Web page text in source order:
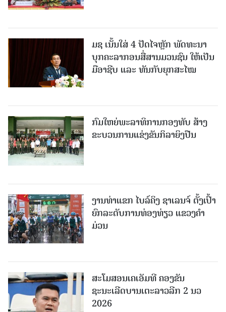
ມຊ ເນັ້ນໃສ່ 4 ປັດໄຈຫຼັກ ພັດທະນາ
ບຸກຄະລາກອນສື່ສານມວນຊົນ ໃຫ້ເປັນ
ມືອາຊີບ ແລະ ທັນກັບຍຸກສະໄໝ
ກົມໃຫຍ່ພະລາທິການກອງທັບ ສ້າງ
ຂະບວນການແຂ່ງຂັນກິລາຍິງປືນ
ງານທ່າແຂກ ໄບລ໌ຄິງ ຊາເລນຈ໌ ຕັ້ງເປົ້າ
ຍົກລະດັບການທ່ອງທ່ຽວ ແຂວງຄໍາ
ມ່ວນ
ສະໂມສອນເຄເອັມທີ ຄອງຂັນ
ຊະນະເລີດບານເຕະລາວລີກ 2 ນວ
2026